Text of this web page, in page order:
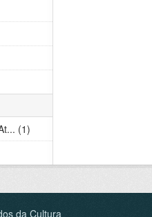
(1)
da Cultura